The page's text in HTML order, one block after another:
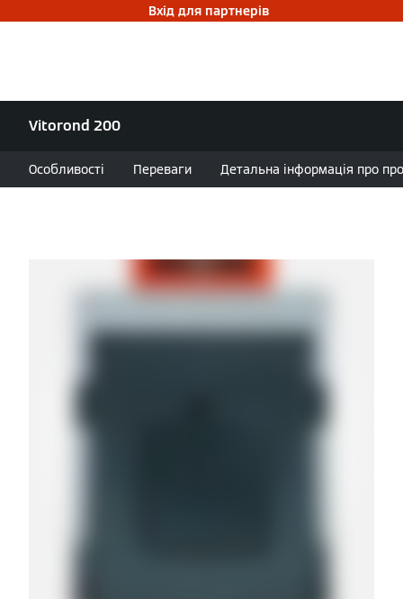
Вхід для партнерів
Vitorond 200
Особливості Переваги Детальна інформація про